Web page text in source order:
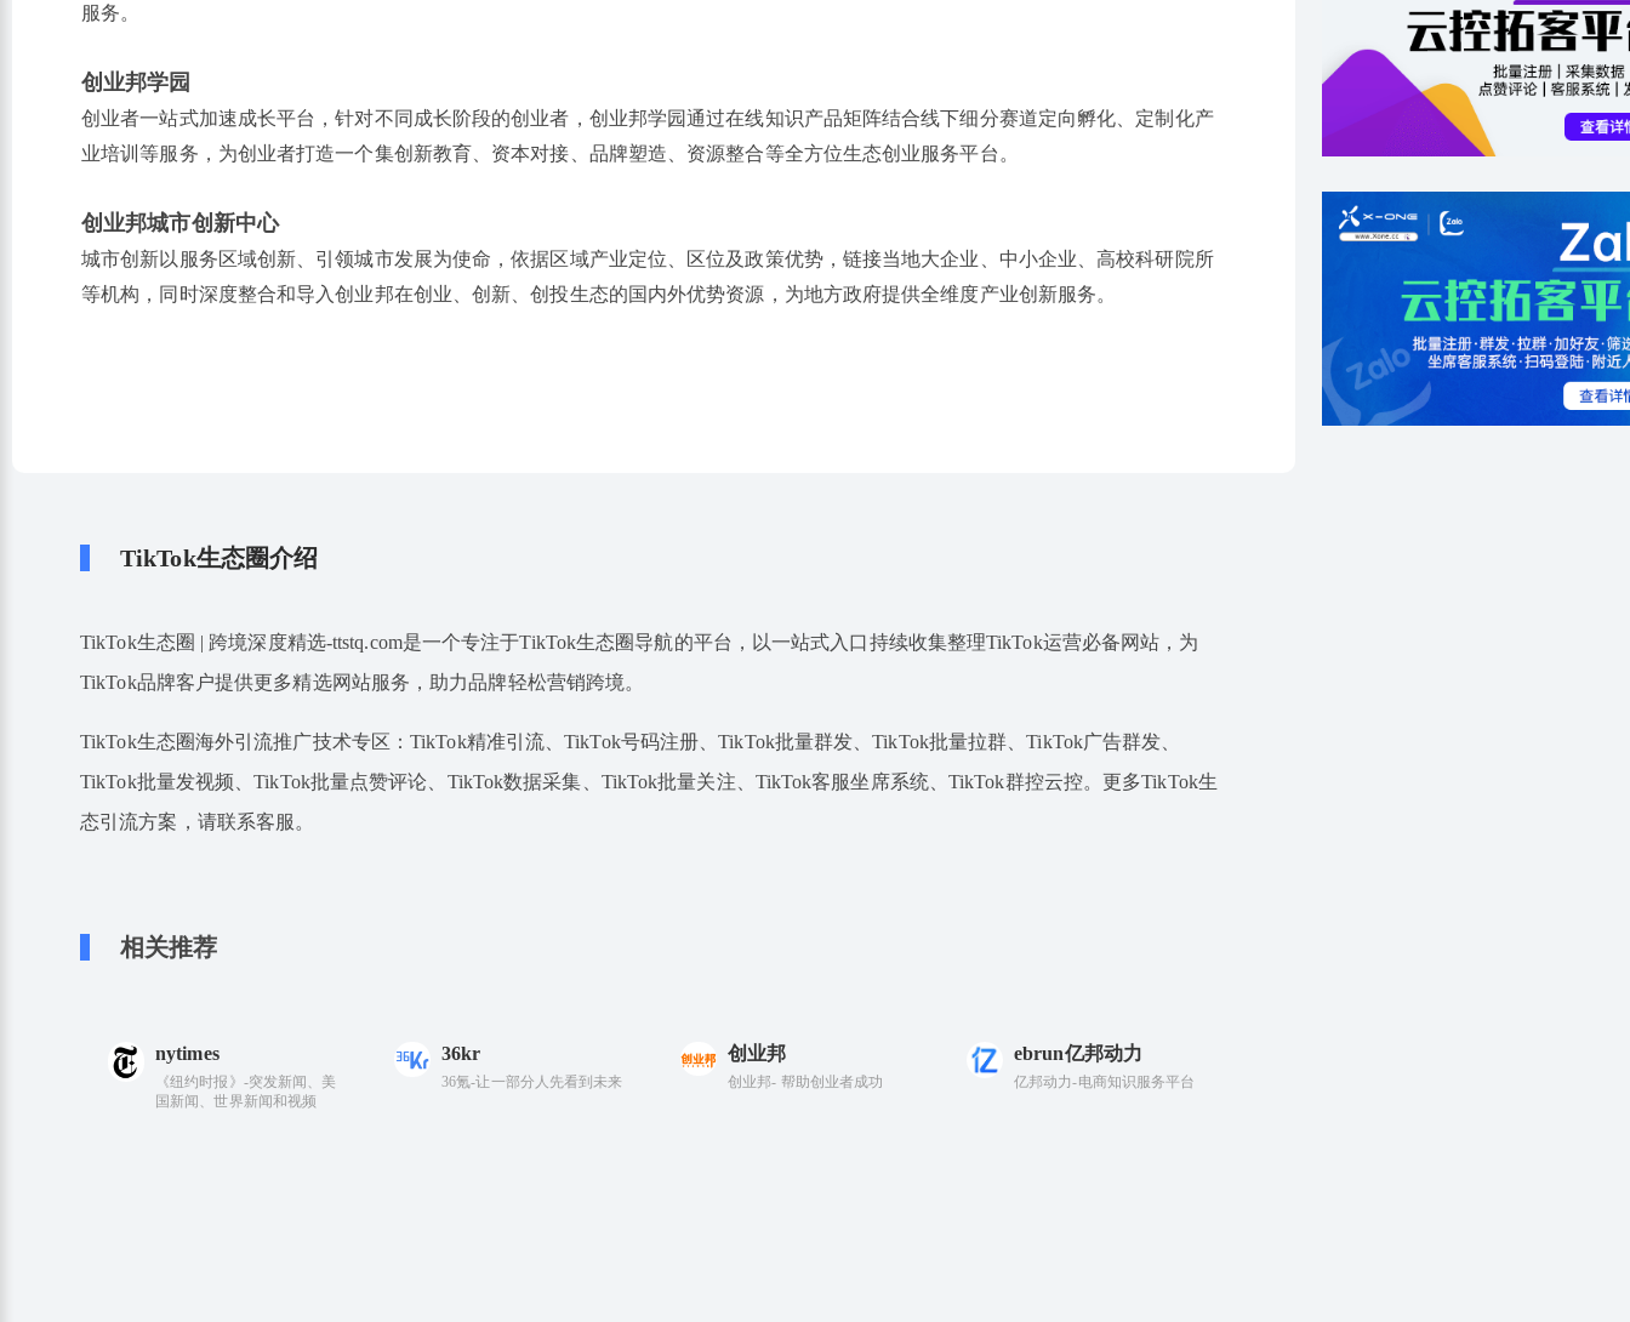
服务。
创业邦学园
创业者一站式加速成长平台，针对不同成长阶段的创业者，创业邦学园通过在线知识产品矩阵结合线下细分赛道定向孵化、定制化产
业培训等服务，为创业者打造一个集创新教育、资本对接、品牌塑造、资源整合等全方位生态创业服务平台。
创业邦城市创新中心
城市创新以服务区域创新、引领城市发展为使命，依据区域产业定位、区位及政策优势，链接当地大企业、中小企业、高校科研院所
等机构，同时深度整合和导入创业邦在创业、创新、创投生态的国内外优势资源，为地方政府提供全维度产业创新服务。
TikTok生态圈介绍
TikTok生态圈 | 跨境深度精选-ttstq.com是一个专注于TikTok生态圈导航的平台，以一站式入口持续收集整理TikTok运营必备网站，为
TikTok品牌客户提供更多精选网站服务，助力品牌轻松营销跨境。
TikTok生态圈海外引流推广技术专区：TikTok精准引流、TikTok号码注册、TikTok批量群发、TikTok批量拉群、TikTok广告群发、
TikTok批量发视频、TikTok批量点赞评论、TikTok数据采集、TikTok批量关注、TikTok客服坐席系统、TikTok群控云控。更多TikTok生
态引流方案，请联系客服。
相关推荐
nytimes
《纽约时报》-突发新闻、美
国新闻、世界新闻和视频
36kr
36氪-让一部分人先看到未来
创业邦
创业邦- 帮助创业者成功
ebrun亿邦动力
亿邦动力-电商知识服务平台